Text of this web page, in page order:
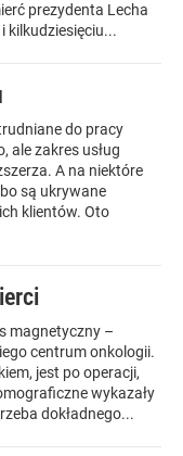
prezydenta Lecha
kilkudziesięciu...
do pracy
ale zakres usług
A na niektóre
są ukrywane
klientów. Oto
magnetyczny –
centrum onkologii.
jest po operacji,
wykazały
dokładnego...